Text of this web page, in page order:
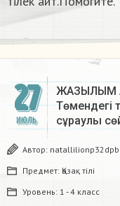
27
ИЮЛЬ
ЖАЗЫЛЫМ
Төмендегі
сұраулы
Автор: natallilionp32dpb
Предмет: Қазақ тiлi
Уровень: 1 - 4 класс